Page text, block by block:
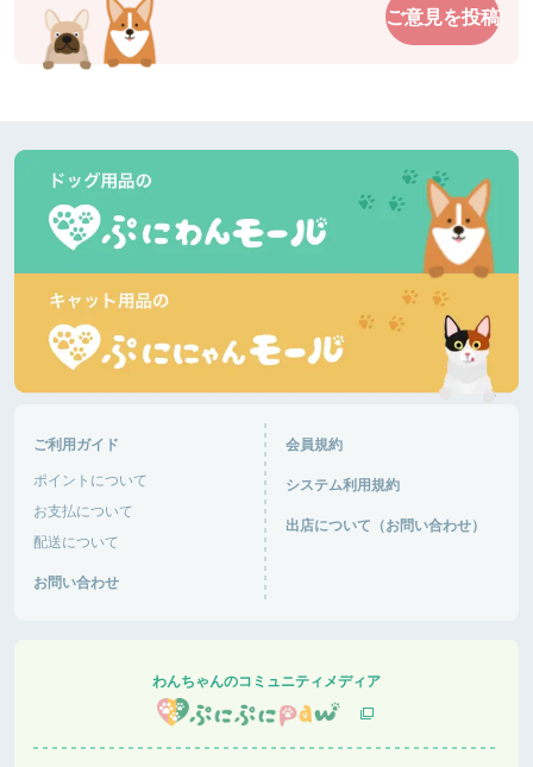
ご意見を投稿
ご利用ガイド
ポイントについて
お支払について
配送について
お問い合わせ
会員規約
システム利用規約
出店について（お問い合わせ）
わんちゃんのコミュニティメディア